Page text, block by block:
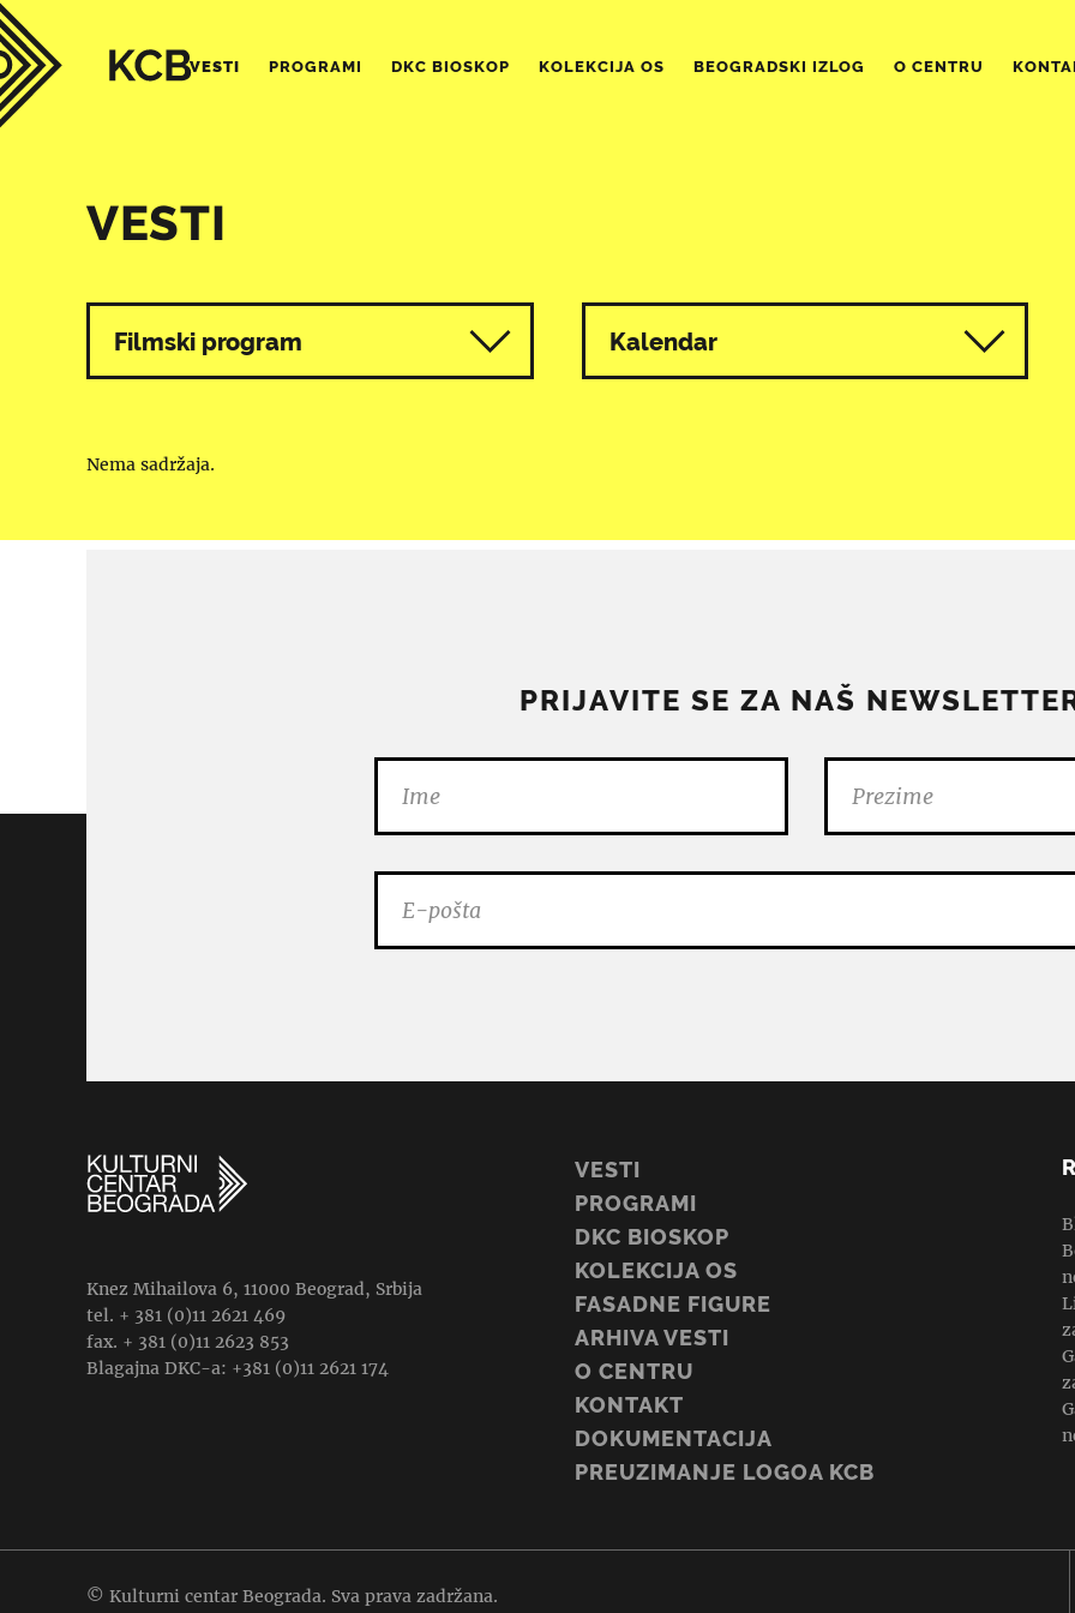
VESTI PROGRAMI DKC BIOSKOP KOLEKCIJA OS BEOGRADSKI IZLOG O CENTRU
VESTI
Svi programi
Filmski program Kalendar
Nema sadržaja.
PRIJAVITE SE ZA NAŠ
Knez Mihailova 6, 11000 Beograd, Srbija
tel. + 381 (0)11 2621 469
fax. + 381 (0)11 2623 853
Blagajna DKC-a: +381 (0)11 2621 174
VESTI
PROGRAMI
DKC BIOSKOP
KOLEKCIJA OS
FASADNE FIGURE
ARHIVA VESTI
O CENTRU
KONTAKT
DOKUMENTACIJA
PREUZIMANJE LOGOA KCB
© Kulturni centar Beograda. Sva prava zadržana.